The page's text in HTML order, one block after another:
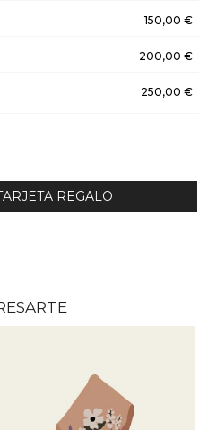
150,00 €
200,00 €
250,00 €
REGALO